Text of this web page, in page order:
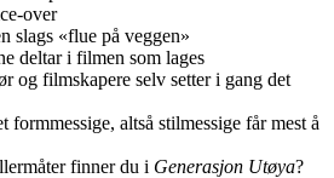
over
slags «flue på veggen»
deltar i filmen som lages
og filmskapere selv setter i gang det
formmessige, altså stilmessige får mest å
finner du i Generasjon Utøya?